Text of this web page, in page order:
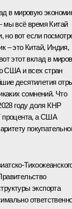
в мировую
мы всё время Китай
вот если
– это Китай, Индия,
этот вклад в
США и всех стран
десятилетия
сомнений. Что
году доля КНР
процента, а США
экспорта